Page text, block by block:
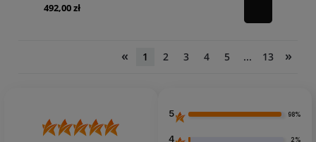
492,00 zł
« 1 2 3 4 5 ... 13 »
5 98%
4 2%